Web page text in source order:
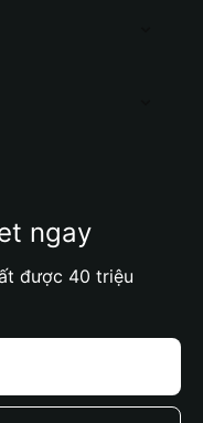
ngay
được 40 triệu